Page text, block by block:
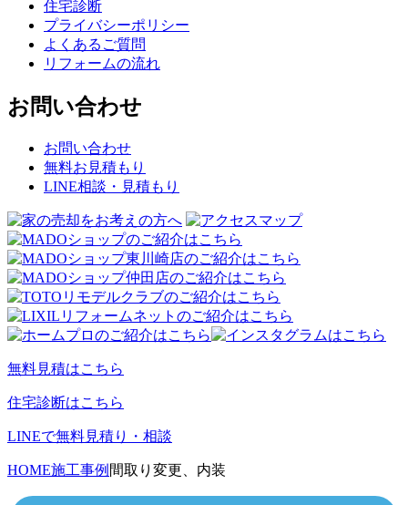
住宅診断
プライバシーポリシー
よくあるご質問
リフォームの流れ
お問い合わせ
お問い合わせ
無料お見積もり
LINE相談・見積もり
無料見積はこちら
住宅診断はこちら
LINEで無料見積り・相談
HOME施工事例 間取り変更、内装